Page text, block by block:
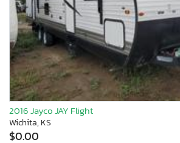
2016 Jayco JAY Flight
Wichita, KS
$0.00